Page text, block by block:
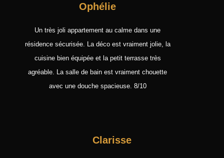
Ophélie
Un très joli appartement au calme dans une
résidence sécurisée. La déco est vraiment jolie, la
cuisine bien équipée et la petit terrasse très
agréable. La salle de bain est vraiment chouette
avec une douche spacieuse. 8/10
Clarisse